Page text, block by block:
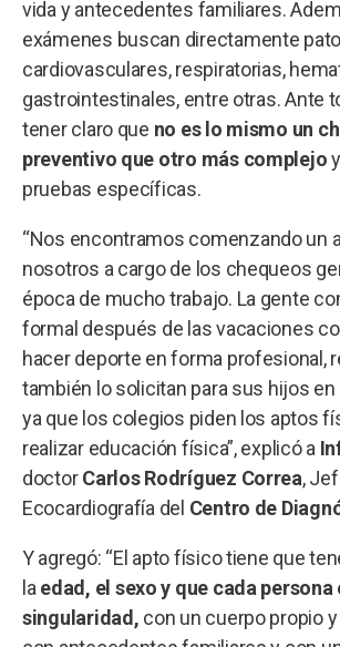
vida y antecedentes familiares.
exámenes buscan directamente
cardiovasculares, respiratorias,
gastrointestinales, entre otras. Ante
tener claro que no es lo mismo un
preventivo que otro más complejo
pruebas específicas.
“Nos encontramos comenzando un
nosotros a cargo de los chequeos
época de mucho trabajo. La gente
formal después de las vacaciones
hacer deporte en forma profesional,
también lo solicitan para sus hijos en
ya que los colegios piden los aptos
realizar educación física”, explicó a
doctorCarlos Rodríguez Correa,
Ecocardiografía del Centro de
Y agregó: “El apto físico tiene que
la edad, el sexo y que cada persona
singularidad, con un cuerpo propio